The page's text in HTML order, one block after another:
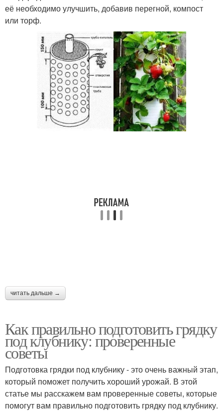
её необходимо улучшить, добавив перегной, компост
или торф.
читать дальше →
Как правильно подготовить грядку
под клубнику: проверенные
советы
Подготовка грядки под клубнику - это очень важный этап,
который поможет получить хороший урожай. В этой
статье мы расскажем вам проверенные советы, которые
помогут вам правильно подготовить грядку под клубнику.